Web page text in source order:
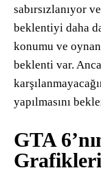
sabırsızlanıyor
beklentiyi daha
konumu ve
beklenti var.
yapılmasını
GTA